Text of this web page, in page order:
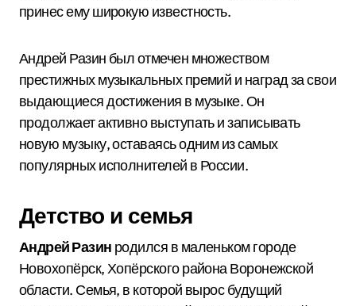
принес ему широкую известность.
Андрей Разин был отмечен множеством
престижных музыкальных премий и наград за свои
выдающиеся достижения в музыке. Он
продолжает активно выступать и записывать
новую музыку, оставаясь одним из самых
популярных исполнителей в России.
Детство и семья
Андрей Разин родился в маленьком городе
Новохопёрск, Хопёрского района Воронежской
области. Семья, в которой вырос будущий